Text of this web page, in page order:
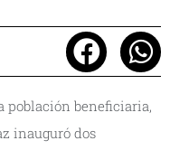
población beneficiaria,
inauguró dos